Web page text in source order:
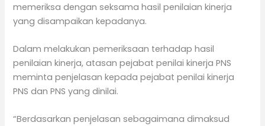
memeriksa dengan seksama hasil penilaian kinerja
yang disampaikan kepadanya.
Dalam melakukan pemeriksaan terhadap hasil
penilaian kinerja, atasan pejabat penilai kinerja PNS
meminta penjelasan kepada pejabat penilai kinerja
PNS dan PNS yang dinilai.
“Berdasarkan penjelasan sebagaimana dimaksud